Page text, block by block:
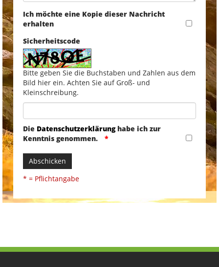
Ich möchte eine Kopie dieser Nachricht
erhalten
Sicherheitscode
Bitte geben Sie die Buchstaben und Zahlen aus dem
Bild hier ein. Achten Sie auf Groß- und
Kleinschreibung.
Die Datenschutzerklärunghabe ich zur
Kenntnis genommen.
Abschicken
* = Pflichtangabe